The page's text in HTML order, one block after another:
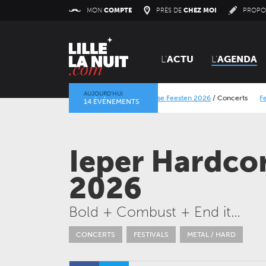
MON COMPTE PRÈS DE CHEZ MOI
L'ACTU L'AGENDA
AUJOURD’HUI
14 ÉVÉNEMENTS
Lokerse Feesten 2026/Concerts Festival
Ieper
2026
Bold + Combust + End it…
CONCERTS FESTIVALS METAL / HARD
JEUDI 24 SEPTEMBRE 2026
CONCERTS
LE NOUVEAU SIÈCLE